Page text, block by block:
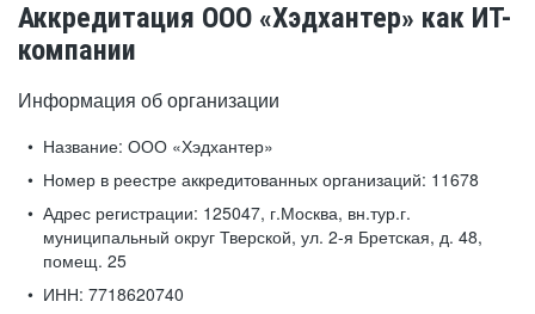
Аккредитация ООО «Хэдхантер» как ИТ-
компании
Информация об организации
Название: ООО «Хэдхантер»
Номер в реестре аккредитованных организаций: 11678
Адрес регистрации: 125047, г.Москва, вн.тур.г.
муниципальный округ Тверской, ул. 2-я Бретская, д. 48,
помещ. 25
ИНН: 7718620740